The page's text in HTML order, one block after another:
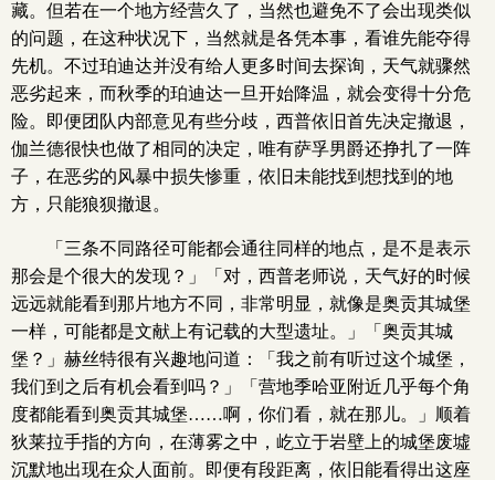
藏。但若在一个地方经营久了，当然也避免不了会出现类似
的问题，在这种状况下，当然就是各凭本事，看谁先能夺得
先机。不过珀迪达并没有给人更多时间去探询，天气就骤然
恶劣起来，而秋季的珀迪达一旦开始降温，就会变得十分危
险。即便团队内部意见有些分歧，西普依旧首先决定撤退，
伽兰德很快也做了相同的决定，唯有萨孚男爵还挣扎了一阵
子，在恶劣的风暴中损失惨重，依旧未能找到想找到的地
方，只能狼狈撤退。
「三条不同路径可能都会通往同样的地点，是不是表示
那会是个很大的发现？」「对，西普老师说，天气好的时候
远远就能看到那片地方不同，非常明显，就像是奥贡其城堡
一样，可能都是文献上有记载的大型遗址。」「奥贡其城
堡？」赫丝特很有兴趣地问道：「我之前有听过这个城堡，
我们到之后有机会看到吗？」「营地季哈亚附近几乎每个角
度都能看到奥贡其城堡……啊，你们看，就在那儿。」顺着
狄莱拉手指的方向，在薄雾之中，屹立于岩壁上的城堡废墟
沉默地出现在众人面前。即便有段距离，依旧能看得出这座